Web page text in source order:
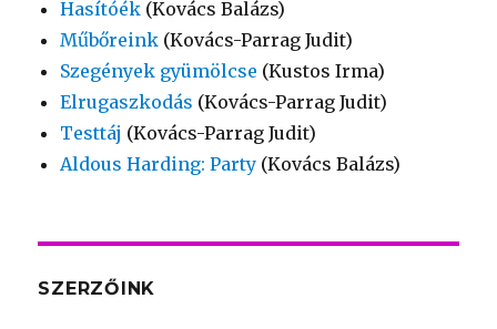
Hasítóék (Kovács Balázs)
Műbőreink (Kovács-Parrag Judit)
Szegények gyümölcse (Kustos Irma)
Elrugaszkodás (Kovács-Parrag Judit)
Testtáj (Kovács-Parrag Judit)
Aldous Harding: Party (Kovács Balázs)
SZERZŐINK